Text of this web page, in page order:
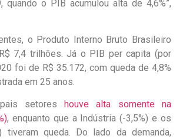
quando o PIB acumulou alta de 4,6%”,
o Produto Interno Bruto Brasileiro
7,4 trilhões. Já o PIB per capita (por
foi de R$ 35.172, com queda de 4,8%
em 25 anos.
setores houve alta somente na
, enquanto que a Indústria (-3,5%) e os
tiveram queda. Do lado da demanda,